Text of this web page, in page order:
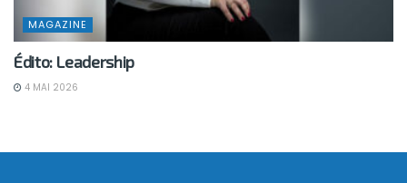
MAGAZINE
Édito: Leadership
4 MAI 2026